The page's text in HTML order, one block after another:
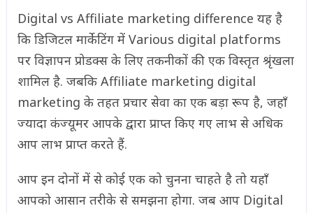
Digital vs Affiliate marketing difference यह है
कि डिजिटल मार्केटिंग में Various digital platforms
पर विज्ञापन प्रोडक्स के लिए तकनीकों की एक विस्तृत श्रृंखला
शामिल है. जबकि Affiliate marketing digital
marketing के तहत प्रचार सेवा का एक बड़ा रूप है, जहाँ
ज्यादा कंज्यूमर आपके द्वारा प्राप्त किए गए लाभ से अधिक
आप लाभ प्राप्त करते हैं.
आप इन दोनों में से कोई एक को चुनना चाहते है तो यहाँ
आपको आसान तरीके से समझना होगा. जब आप Digital